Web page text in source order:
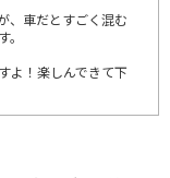
、車だとすごく混む
よ！楽しんできて下